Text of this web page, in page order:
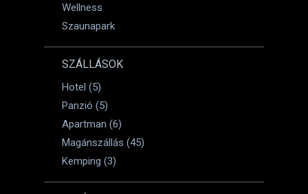
Wellness
Szaunapark
SZÁLLÁSOK
Hotel (5)
Panzió (5)
Apartman (6)
Magánszállás (45)
Kemping (3)